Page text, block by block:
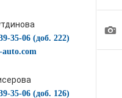
35-06 (доб. 222)
auto.com
35-06 (доб. 126)
1